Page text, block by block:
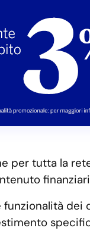
per tutta la